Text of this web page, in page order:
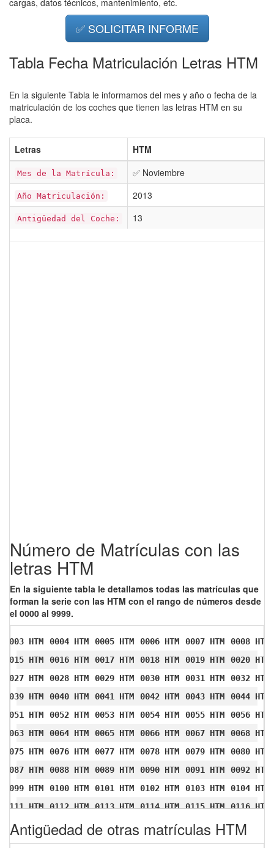
cargas, datos técnicos, mantenimiento, etc.
✅ SOLICITAR INFORME
Tabla Fecha Matriculación Letras HTM
En la siguiente Tabla le informamos del mes y año o fecha de la
matriculación de los coches que tienen las letras HTM en su
placa.
Letras HTM
Mes de la Matrícula: ✅ Noviembre
Año Matriculación: 2013
Antigüedad del Coche: 13
Número de Matrículas con las
letras HTM
En la siguiente tabla le detallamos todas las matrículas que
forman la serie con las HTM con el rango de números desde
el 0000 al 9999.
0003 HTM 0004 HTM 0005 HTM 0006 HTM 0007 HTM
0008 HTM
0015 HTM
0016 HTM 0017 HTM 0018 HTM 0019 HTM
0020 HTM
0027 HTM
0028 HTM 0029 HTM 0030 HTM 0031 HTM
0032 HTM
0039 HTM
0040 HTM 0041 HTM 0042 HTM 0043 HTM
0044 HTM
0051 HTM
0052 HTM 0053 HTM 0054 HTM 0055 HTM
0056 HTM
0063 HTM
0064 HTM 0065 HTM 0066 HTM 0067 HTM
0068 HTM
0075 HTM
0076 HTM 0077 HTM 0078 HTM 0079 HTM
0080 HTM
0087 HTM
0088 HTM 0089 HTM 0090 HTM 0091 HTM
0092 HTM
0099 HTM
0100 HTM 0101 HTM 0102 HTM 0103 HTM
0104 HTM
0111 HTM
0112 HTM 0113 HTM 0114 HTM 0115 HTM
0116 HTM
0123 HTM
0124 HTM 0125 HTM 0126 HTM 0127 HTM
0128 HTM
0135 HTM
0136 HTM 0137 HTM 0138 HTM 0139 HTM
0140 HTM
Antigüedad de otras matrículas HTM